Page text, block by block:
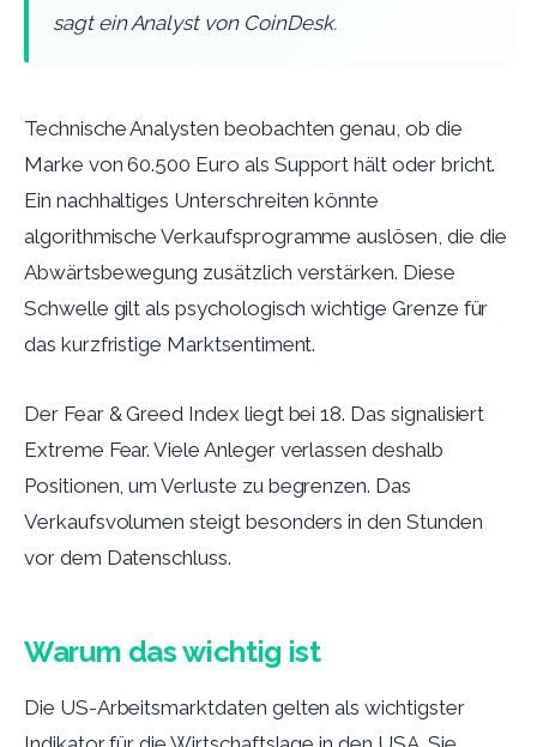
sagt ein Analyst von CoinDesk.
Technische Analysten beobachten genau, ob die
Marke von 60.500 Euro als Support hält oder bricht.
Ein nachhaltiges Unterschreiten könnte
algorithmische Verkaufsprogramme auslösen, die die
Abwärtsbewegung zusätzlich verstärken. Diese
Schwelle gilt als psychologisch wichtige Grenze für
das kurzfristige Marktsentiment.
Der Fear & Greed Index liegt bei 18. Das signalisiert
Extreme Fear. Viele Anleger verlassen deshalb
Positionen, um Verluste zu begrenzen. Das
Verkaufsvolumen steigt besonders in den Stunden
vor dem Datenschluss.
Warum das wichtig ist
Die US-Arbeitsmarktdaten gelten als wichtigster